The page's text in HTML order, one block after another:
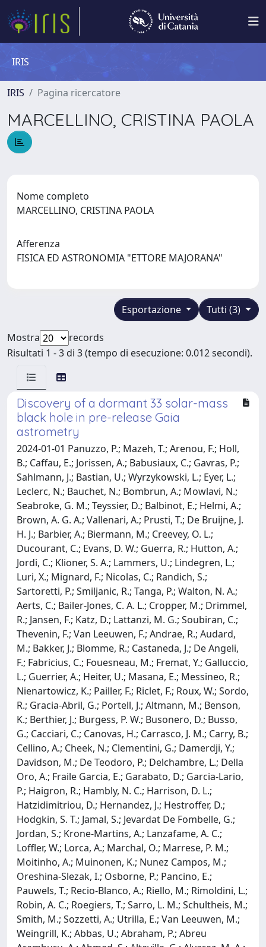
IRIS
IRIS Pagina ricercatore
MARCELLINO, CRISTINA PAOLA
Nome completo
MARCELLINO, CRISTINA PAOLA
Afferenza
FISICA ED ASTRONOMIA "ETTORE MAJORANA"
Tutti (3)
Esportazione
Mostra
records
Risultati 1 - 3 di 3 (tempo di esecuzione: 0.012 secondi).
Discovery of a dormant 33 solar-mass
black hole in pre-release Gaia
astrometry
2024-01-01 Panuzzo, P.; Mazeh, T.; Arenou, F.; Holl,
B.; Caffau, E.; Jorissen, A.; Babusiaux, C.; Gavras, P.;
Sahlmann, J.; Bastian, U.; Wyrzykowski, L.; Eyer, L.;
Leclerc, N.; Bauchet, N.; Bombrun, A.; Mowlavi, N.;
Seabroke, G. M.; Teyssier, D.; Balbinot, E.; Helmi, A.;
Brown, A. G. A.; Vallenari, A.; Prusti, T.; De Bruijne, J.
H. J.; Barbier, A.; Biermann, M.; Creevey, O. L.;
Ducourant, C.; Evans, D. W.; Guerra, R.; Hutton, A.;
Jordi, C.; Klioner, S. A.; Lammers, U.; Lindegren, L.;
Luri, X.; Mignard, F.; Nicolas, C.; Randich, S.;
Sartoretti, P.; Smiljanic, R.; Tanga, P.; Walton, N. A.;
Aerts, C.; Bailer-Jones, C. A. L.; Cropper, M.; Drimmel,
R.; Jansen, F.; Katz, D.; Lattanzi, M. G.; Soubiran, C.;
Thevenin, F.; Van Leeuwen, F.; Andrae, R.; Audard,
M.; Bakker, J.; Blomme, R.; Castaneda, J.; De Angeli,
F.; Fabricius, C.; Fouesneau, M.; Fremat, Y.; Galluccio,
L.; Guerrier, A.; Heiter, U.; Masana, E.; Messineo, R.;
Nienartowicz, K.; Pailler, F.; Riclet, F.; Roux, W.; Sordo,
R.; Gracia-Abril, G.; Portell, J.; Altmann, M.; Benson,
K.; Berthier, J.; Burgess, P. W.; Busonero, D.; Busso,
G.; Cacciari, C.; Canovas, H.; Carrasco, J. M.; Carry, B.;
Cellino, A.; Cheek, N.; Clementini, G.; Damerdji, Y.;
Davidson, M.; De Teodoro, P.; Delchambre, L.; Della
Oro, A.; Fraile Garcia, E.; Garabato, D.; Garcia-Lario,
P.; Haigron, R.; Hambly, N. C.; Harrison, D. L.;
Hatzidimitriou, D.; Hernandez, J.; Hestroffer, D.;
Hodgkin, S. T.; Jamal, S.; Jevardat De Fombelle, G.;
Jordan, S.; Krone-Martins, A.; Lanzafame, A. C.;
Loffler, W.; Lorca, A.; Marchal, O.; Marrese, P. M.;
Moitinho, A.; Muinonen, K.; Nunez Campos, M.;
Oreshina-Slezak, I.; Osborne, P.; Pancino, E.;
Pauwels, T.; Recio-Blanco, A.; Riello, M.; Rimoldini, L.;
Robin, A. C.; Roegiers, T.; Sarro, L. M.; Schultheis, M.;
Smith, M.; Sozzetti, A.; Utrilla, E.; Van Leeuwen, M.;
Weingrill, K.; Abbas, U.; Abraham, P.; Abreu